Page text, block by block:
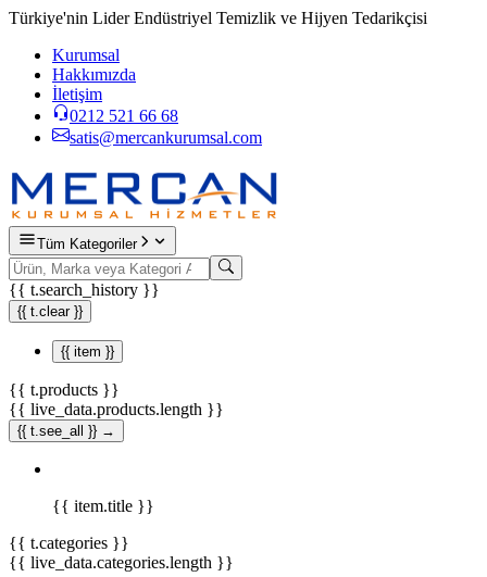
Türkiye'nin Lider Endüstriyel Temizlik ve Hijyen Tedarikçisi
Kurumsal
Hakkımızda
İletişim
0212 521 66 68
satis@mercankurumsal.com
Tüm Kategoriler
{{ t.search_history }}
{{ t.clear }}
{{ item }}
{{ t.products }}
{{ live_data.products.length }}
{{ t.see_all }} →
{{ item.title }}
{{ t.categories }}
{{ live_data.categories.length }}